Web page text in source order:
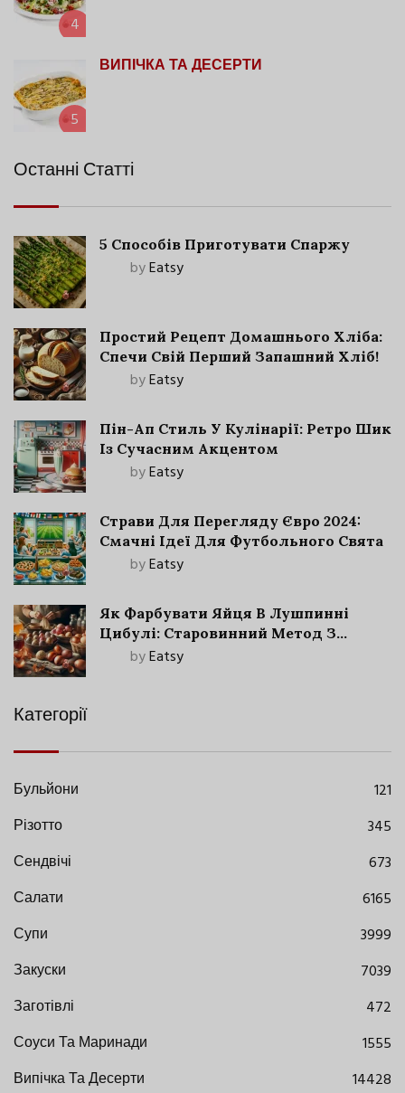
4
5
ВИПІЧКА ТА ДЕСЕРТИ
Останні Статті
5 Способів Приготувати Спаржу
byEatsy
Простий Рецепт Домашнього Хліба:
Спечи Свій Перший Запашний Хліб!
byEatsy
Пін-Ап Стиль У Кулінарії: Ретро Шик
Із Сучасним Акцентом
byEatsy
Страви Для Перегляду Євро 2024:
Смачні Ідеї Для Футбольного Свята
byEatsy
Як Фарбувати Яйця В Лушпинні
Цибулі: Старовинний Метод З
Сучасними Нюансами
byEatsy
Категорії
Бульйони
121
Різотто
345
Сендвічі
673
Салати
6165
Супи
3999
Закуски
7039
Заготівлі
472
Соуси Та Маринади
1555
Випічка Та Десерти
14428